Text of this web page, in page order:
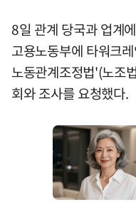
8일 관계 당국과 업계
고용노동부에 타워크
노동관계조정법'(노조
회와 조사를 요청했다.